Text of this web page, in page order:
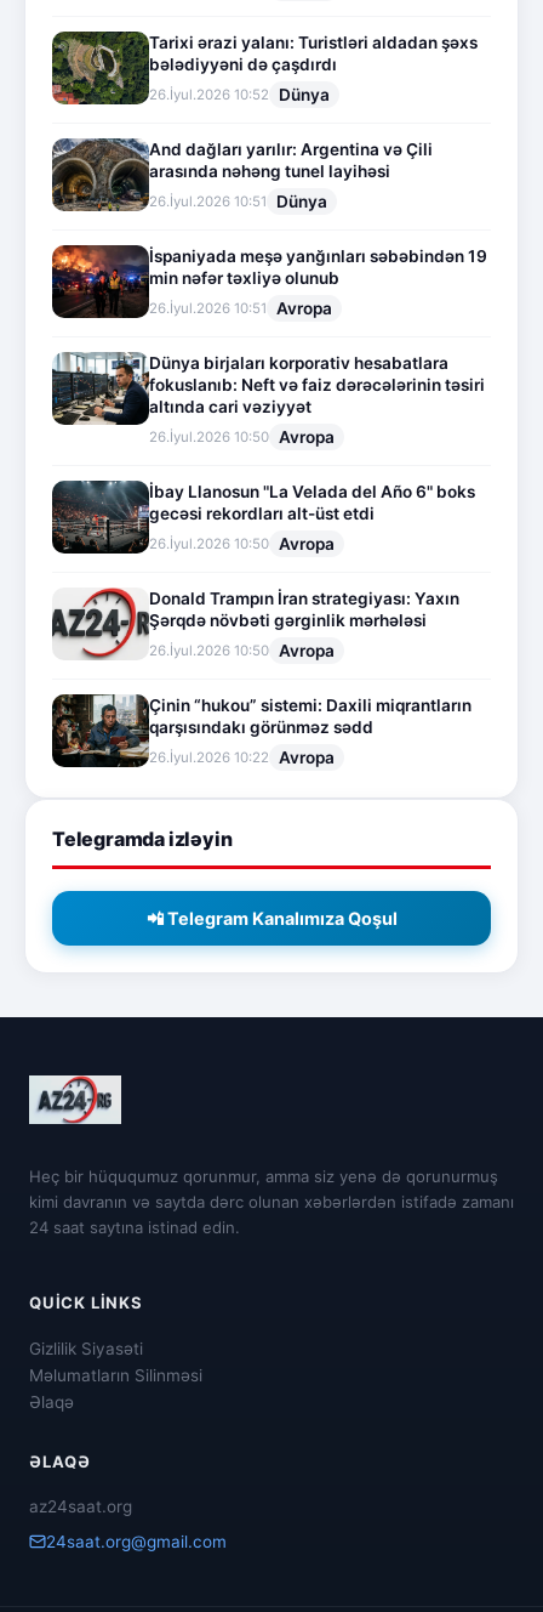
Tarixi ərazi yalanı: Turistləri aldadan şəxs
bələdiyyəni də çaşdırdı
26.İyul.2026 10:52 Dünya
And dağları yarılır: Argentina və Çili
arasında nəhəng tunel layihəsi
26.İyul.2026 10:51 Dünya
İspaniyada meşə yanğınları səbəbindən 19
min nəfər təxliyə olunub
26.İyul.2026 10:51 Avropa
Dünya birjaları korporativ hesabatlara
fokuslanıb: Neft və faiz dərəcələrinin təsiri
altında cari vəziyyət
26.İyul.2026 10:50 Avropa
İbay Llanosun "La Velada del Año 6" boks
gecəsi rekordları alt-üst etdi
26.İyul.2026 10:50 Avropa
Donald Trampın İran strategiyası: Yaxın
Şərqdə növbəti gərginlik mərhələsi
26.İyul.2026 10:50 Avropa
Çinin “hukou” sistemi: Daxili miqrantların
qarşısındakı görünməz sədd
26.İyul.2026 10:22 Avropa
Telegramda izləyin
📲 Telegram Kanalımıza Qoşul
Heç bir hüququmuz qorunmur, amma siz yenə də qorunurmuş
kimi davranın və saytda dərc olunan xəbərlərdən istifadə zamanı
24 saat saytına istinad edin.
QUICK LINKS
Gizlilik Siyasəti
Məlumatların Silinməsi
Əlaqə
ƏLAQƏ
az24saat.org
24saat.org@gmail.com